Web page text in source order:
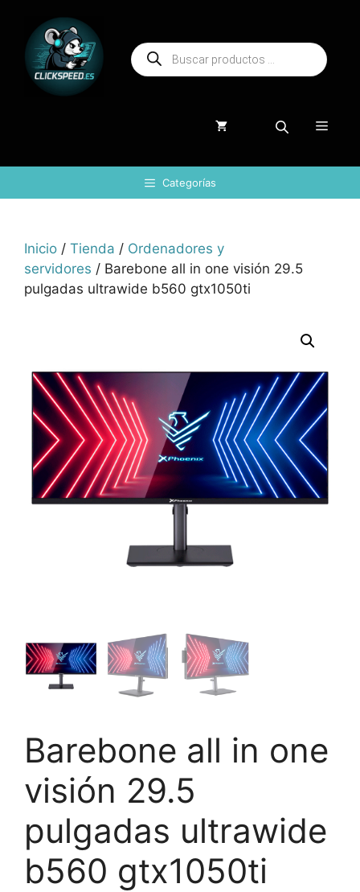
contenido
Búsqueda
de
productos
Menú
Categorías
Inicio / Tienda / Ordenadores y
servidores / Barebone all in one visión 29.5
pulgadas ultrawide b560 gtx1050ti
Barebone all in one
visión 29.5
pulgadas ultrawide
b560 gtx1050ti